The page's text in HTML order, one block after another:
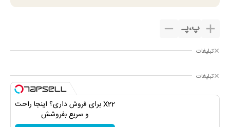
پ،پـ
تبلیغات
تبلیغات
X22 برای فروش داری؟ اینجا راحت
و سریع بفروشش